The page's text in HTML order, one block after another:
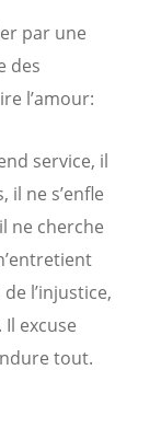
par une
des
l’amour:
service, il
il ne s’enfle
ne cherche
l’injustice,
excuse
tout.